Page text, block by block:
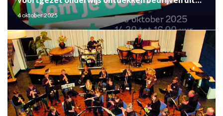
de regio
4 oktober 2025